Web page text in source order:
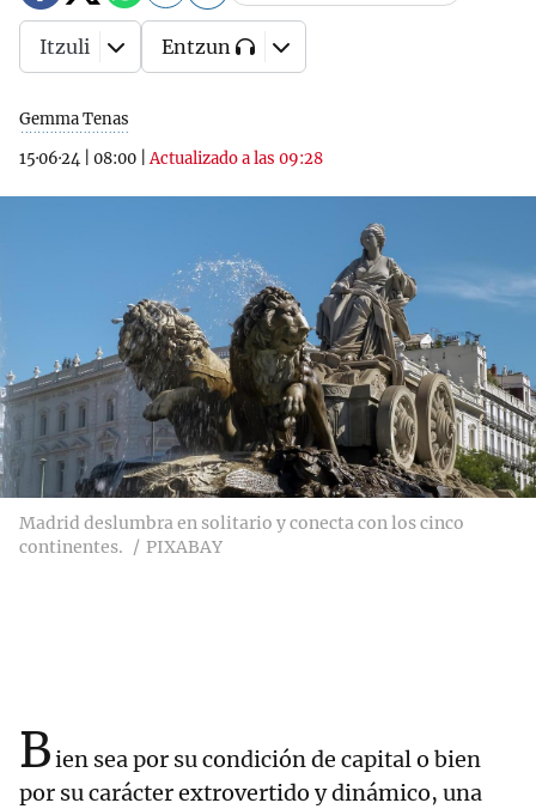
Gemma Tenas
15·06·24
08:00 |Actualizado a las 09:28
Itzuli Entzun
Madrid deslumbra en solitario y conecta con los cinco
continentes.
PIXABAY
Bien sea por su condición de capital o bien
por su carácter extrovertido y dinámico, una